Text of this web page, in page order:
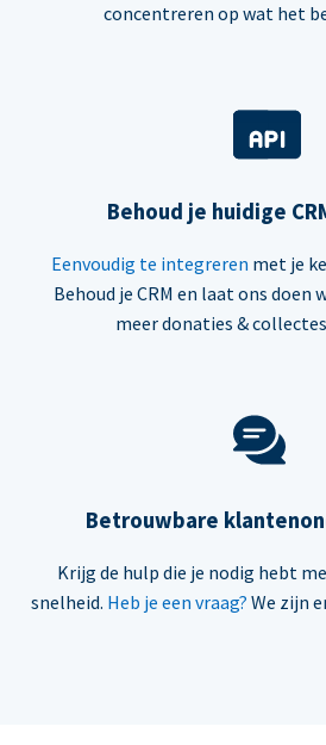
concentreren op wat het
Behoud je huidige
Eenvoudig te integreren met je
Behoud je CRM en laat ons doen
meer donaties &
Betrouwbare
Krijg de hulp die je nodig hebt
snelheid. Heb je een vraag? We zijn